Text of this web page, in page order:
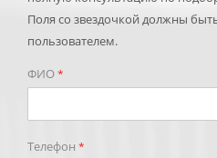
Поля со звездочкой должны
пользователем.
ФИО*
Телефон *